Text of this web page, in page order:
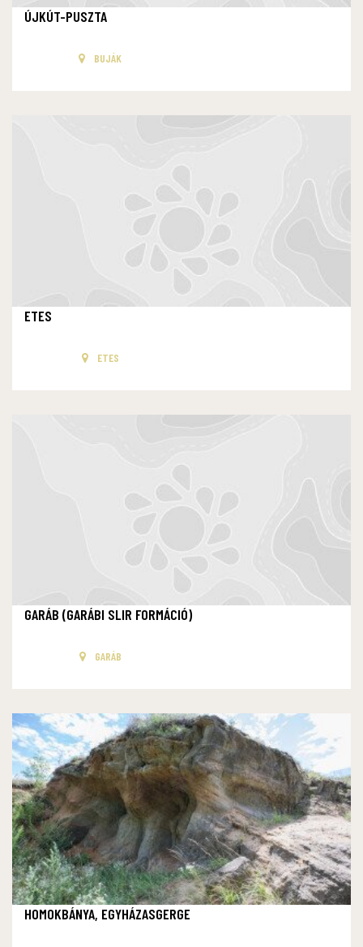
ÚJKÚT-PUSZTA
BUJÁK
ETES
ETES
GARÁB (GARÁBI SLIR FORMÁCIÓ)
GARÁB
HOMOKBÁNYA, EGYHÁZASGERGE